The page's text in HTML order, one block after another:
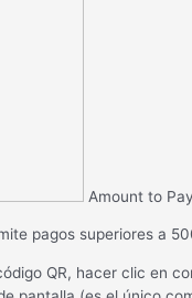
Amount to Pay
pagos superiores a
QR, hacer clic en